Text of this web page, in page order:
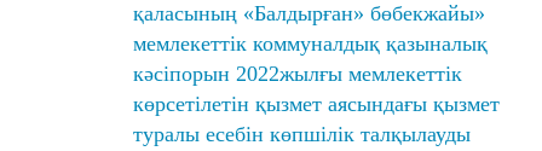
қаласының «Балдырған» бөбекжайы»
мемлекеттік коммуналдық қазыналық
кәсіпорын 2022жылғы мемлекеттік
көрсетілетін қызмет аясындағы қызмет
туралы есебін көпшілік талқылауды